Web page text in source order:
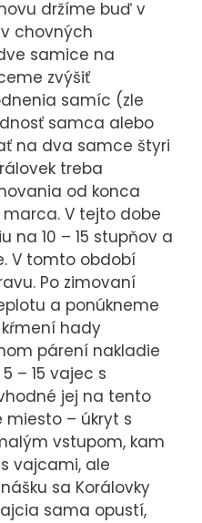
držíme buď v
chovných
samice na
zvýšiť
samíc (zle
samca alebo
na dva samce štyri
treba
od konca
V tejto dobe
na 10 – 15 stupňov a
V tomto období
Po zimovaní
a ponúkneme
hady
párení nakladie
– 15 vajec s
jej na tento
– úkryt s
vstupom, kam
vajcami, ale
sa Korálovky
sama opustí,